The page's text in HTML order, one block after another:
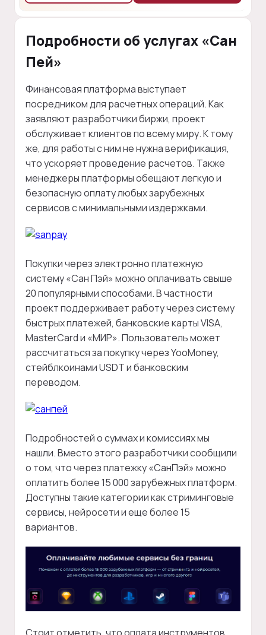
Подробности об услугах «Сан
Пей»
Финансовая платформа выступает
посредником для расчетных операций. Как
заявляют разработчики биржи, проект
обслуживает клиентов по всему миру. К тому
же, для работы с ним не нужна верификация,
что ускоряет проведение расчетов. Также
менеджеры платформы обещают легкую и
безопасную оплату любых зарубежных
сервисов с минимальными издержками.
Покупки через электронно платежную
систему «Сан Пэй» можно оплачивать свыше
20 популярными способами. В частности
проект поддерживает работу через систему
быстрых платежей, банковские карты VISA,
MasterCard и «МИР». Пользователь может
рассчитаться за покупку через YooMoney,
стейблкоинами USDT и банковским
переводом.
Подробностей о суммах и комиссиях мы
нашли. Вместо этого разработчики сообщили
о том, что через платежку «СанПэй» можно
оплатить более 15 000 зарубежных платформ.
Доступны такие категории как стриминговые
сервисы, нейросети и еще более 15
вариантов.